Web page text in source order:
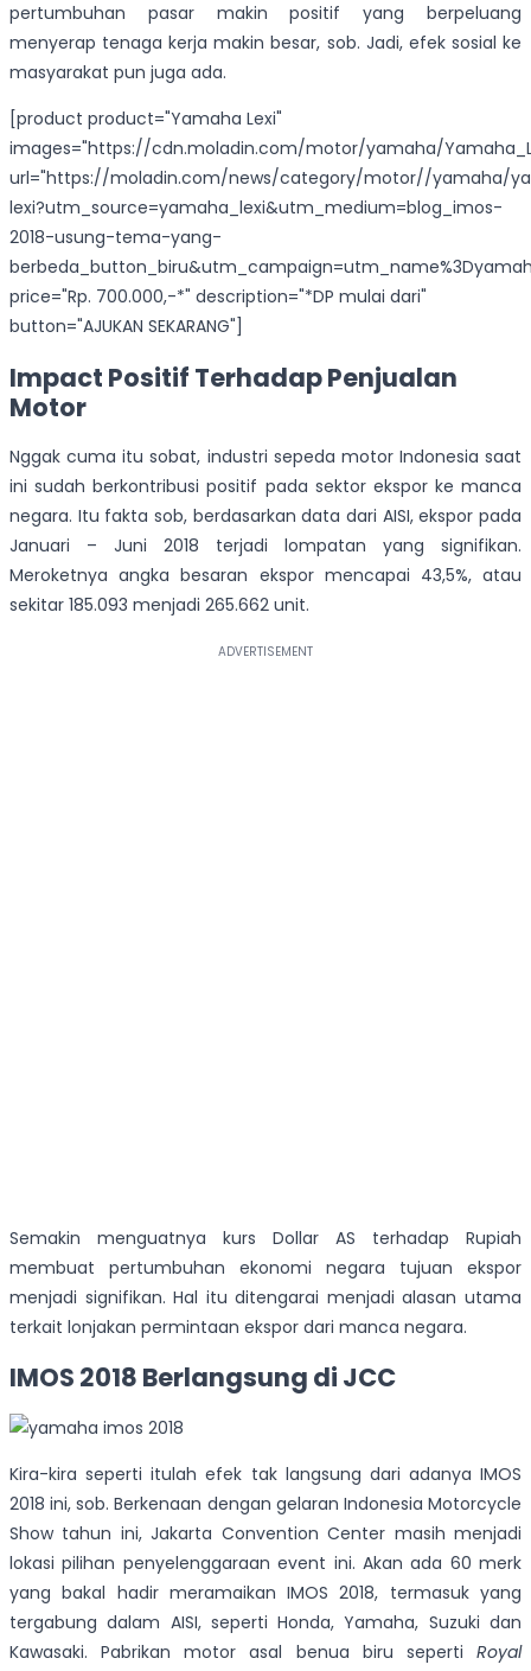
pertumbuhan pasar makin positif yang berpeluang
menyerap tenaga kerja makin besar, sob. Jadi, efek sosial ke
masyarakat pun juga ada.
[product product="Yamaha Lexi"
images="https://cdn.moladin.com/motor/yamaha/
url="https://moladin.com/news/category/motor//yamaha/
lexi?utm_source=yamaha_lexi&utm_medium=blog_imos-
2018-usung-tema-yang-
price="Rp. 700.000,-*" description="*DP mulai dari"
button="AJUKAN SEKARANG"]
Impact Positif Terhadap Penjualan
Motor
Nggak cuma itu sobat, industri sepeda motor Indonesia saat
ini sudah berkontribusi positif pada sektor ekspor ke manca
negara. Itu fakta sob, berdasarkan data dari AISI, ekspor pada
Januari – Juni 2018 terjadi lompatan yang signifikan.
Meroketnya angka besaran ekspor mencapai 43,5%, atau
sekitar 185.093 menjadi 265.662 unit.
Semakin menguatnya kurs Dollar AS terhadap Rupiah
membuat pertumbuhan ekonomi negara tujuan ekspor
menjadi signifikan. Hal itu ditengarai menjadi alasan utama
terkait lonjakan permintaan ekspor dari manca negara.
IMOS 2018 Berlangsung di JCC
Kira-kira seperti itulah efek tak langsung dari adanya IMOS
2018 ini, sob. Berkenaan dengan gelaran Indonesia Motorcycle
Show tahun ini, Jakarta Convention Center masih menjadi
lokasi pilihan penyelenggaraan event ini. Akan ada 60 merk
yang bakal hadir meramaikan IMOS 2018, termasuk yang
tergabung dalam AISI, seperti Honda, Yamaha, Suzuki dan
Kawasaki. Pabrikan motor asal benua biru seperti Royal